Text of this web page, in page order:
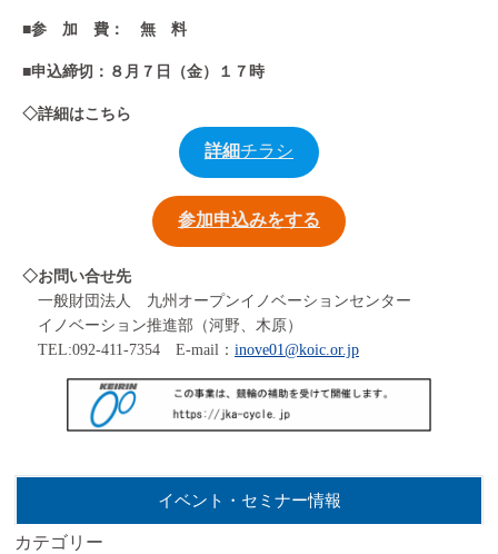
■参 加 費： 無 料
■申込締切：８月７日（金）１７時
◇詳細はこちら
詳細チラシ
参加申込みをする
◇お問い合せ先
一般財団法人 九州オープンイノベーションセンター
イノベーション推進部（河野、木原）
TEL:092-411-7354 E-mail： inove01@koic.or.jp
イベント・セミナー情報
カテゴリー